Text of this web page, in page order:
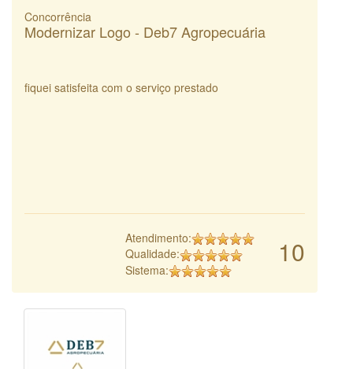
Concorrência
Modernizar Logo - Deb7 Agropecuária
fiquei satisfeita com o serviço prestado
10
Atendimento:
Qualidade:
Sistema: